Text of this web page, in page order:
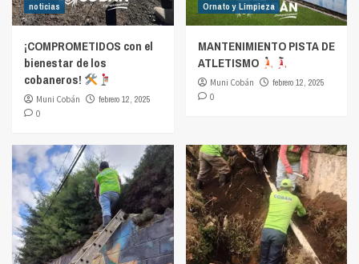
noticias
¡COMPROMETIDOS con el
bienestar de los
cobaneros!
Muni Cobán
febrero 12, 2025
0
Ornato y Limpieza
MANTENIMIENTO PISTA DE
ATLETISMO
Muni Cobán
febrero 12, 2025
0